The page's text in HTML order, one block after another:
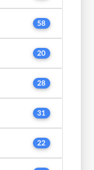
58
20
28
31
22